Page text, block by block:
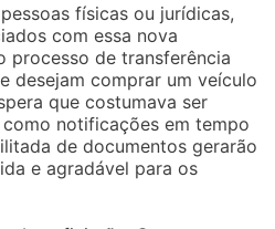
físicas ou jurídicas,
com essa nova
processo de transferência
desejam comprar um veículo
que costumava ser
notificações em tempo
de documentos gerarão
e agradável para os